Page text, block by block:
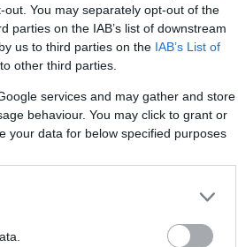
You may separately opt-out of the
parties on the IAB’s list of downstream
us to third parties on the IAB’s List of
other third parties.
services and may gather and store
behaviour. You may click to grant or
your data for below specified purposes
Hemsworth
hogy
egyáltalán
elég sokat
múltja.